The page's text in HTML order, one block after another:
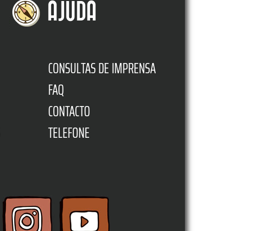
AJUDA
CONSULTAS DE IMPRENSA
FAQ
CONTACTO
TELEFONE